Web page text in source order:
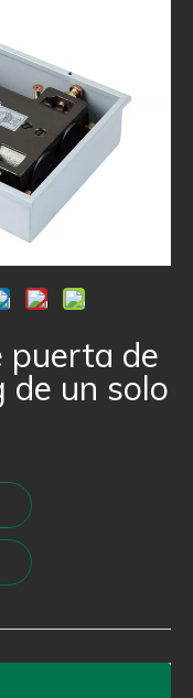
puerta de
de un solo